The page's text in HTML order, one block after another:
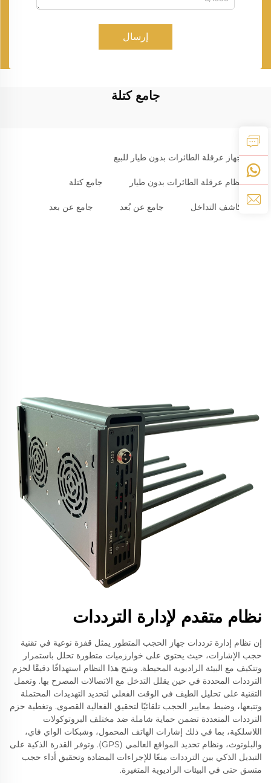
إرسال
جامع كتلة
جهاز عرقلة الطائرات بدون طيار للبيع
نظام عرقلة الطائرات بدون طيار جامع كتلة
كاشف التداخل جامع عن بُعد جامع عن بعد
نظام متقدم لإدارة الترددات
إن نظام إدارة ترددات جهاز الحجب المتطور يمثل قفزة نوعية في تقنية
حجب الإشارات، حيث يحتوي على خوارزميات متطورة تحلل باستمرار
وتتكيف مع البيئة الراديوية المحيطة. ويتيح هذا النظام استهدافًا دقيقًا لحزم
الترددات المحددة في حين يقلل التدخل مع الاتصالات المصرح بها. وتعمل
التقنية على تحليل الطيف في الوقت الفعلي لتحديد التهديدات المحتملة
وتتبعها، وضبط معايير الحجب تلقائيًا لتحقيق الفعالية القصوى. وتغطية حزم
الترددات المتعددة تضمن حماية شاملة ضد مختلف البروتوكولات
اللاسلكية، بما في ذلك إشارات الهاتف المحمول، وشبكات الواي فاي،
والبلوتوث، ونظام تحديد المواقع العالمي (GPS). وتوفر القدرة الذكية على
التبديل الذكي بين الترددات منعًا للإجراءات المضادة وتحقيق أداء حجب
متسق حتى في البيئات الراديوية المتغيرة.